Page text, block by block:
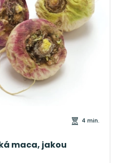
4 min.
maca, jakou